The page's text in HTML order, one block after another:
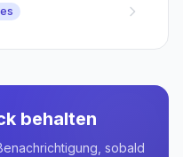
behalten
sobald